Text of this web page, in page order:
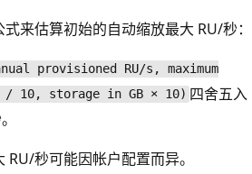
来估算初始的自动缩放最大 RU/秒：
provisioned RU/s, maximum
/ 10, storage in GB × 10) 四舍五入
秒可能因帐户配置而异。